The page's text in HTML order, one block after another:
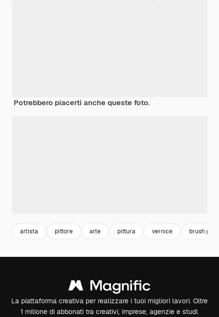
Potrebbero piacerti anche queste foto.
artista pittore arte pittura vernice brush
La piattaforma creativa per realizzare i tuoi migliori lavori. Oltre
1 milione di abbonati tra creativi, imprese, agenzie e studi.